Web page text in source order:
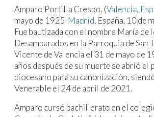
Amparo Portilla Crespo, (Valencia,
mayo de 1925-Madrid, España, 10 de
Fue bautizada con el nombre María de
Desamparados en la Parroquia de San
Vicente de Valencia el 31 de mayo de
años después de su muerte se abrió el
diocesano para su canonización,
Venerable el 24 de abril de 2021.
Amparo cursó bachillerato en el